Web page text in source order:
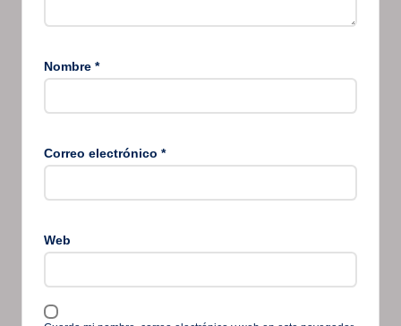
Nombre *
Correo electrónico *
Web